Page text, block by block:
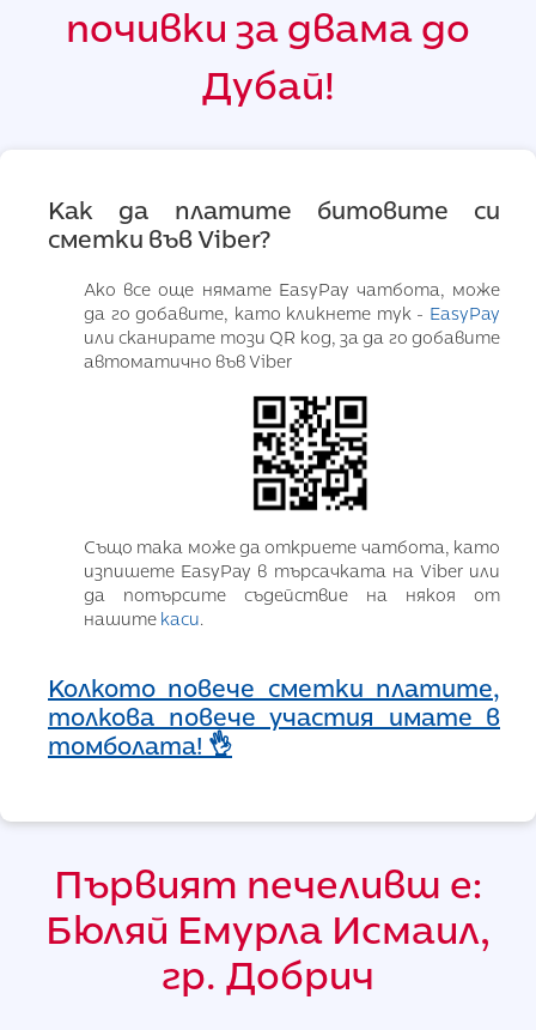
почивки за двама до
Дубай!
Как да платите битовите си
сметки във Viber?
Ако все още нямате EasyPay чатбота, може
да го добавите, като кликнете тук - EasyPay
или сканирате този QR код, за да го добавите
автоматично във Viber
Също така може да откриете чатбота, като
изпишете EasyPay в търсачката на Viber или
да потърсите съдействие на някоя от
нашите каси.
Колкото повече сметки платите,
толкова повече участия имате в
томболата! 👌
Първият печеливш е:
Бюляй Емурла Исмаил,
гр. Добрич